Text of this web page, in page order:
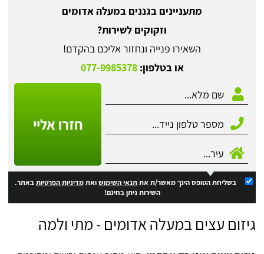
מתעניינים בגננים במעלה אדומים
וזקוקים לשירות?
השאירו פנייה ונחזור אליכם בהקדם!
או בטלפון:077-9985378
חזרו אליי
בשליחת הטופס הינך מאשר/ת אתתנאי השימושואתמדיניות הפרטיותבאתר.
השירות ניתן בחינם!
גיזום עצים במעלה אדומים - מתי ולמה